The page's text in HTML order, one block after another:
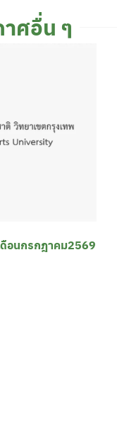
ศอื่น ๆ
อนกรกฎาคม2569